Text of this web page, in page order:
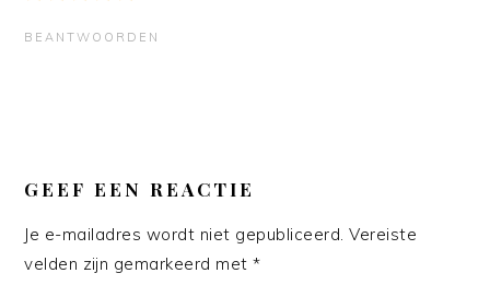
BEANTWOORDEN
GEEF EEN REACTIE
Je e-mailadres wordt niet gepubliceerd. Vereiste
velden zijn gemarkeerd met*